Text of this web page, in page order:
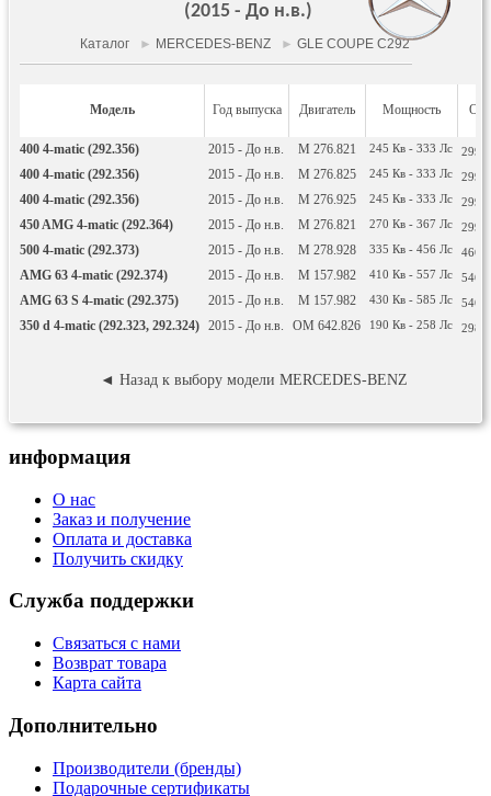
(2015 - До н.в.)
Каталог► MERCEDES-BENZ► GLE COUPE C292
Модель Год выпуска Двигатель Мощность
400 4-matic (292.356) 2015 - До н.в. M 276.821 245 Кв - 333 Лс 2996
400 4-matic (292.356) 2015 - До н.в. M 276.825 245 Кв - 333 Лс 2996
400 4-matic (292.356) 2015 - До н.в. M 276.925 245 Кв - 333 Лс 2996
450 AMG 4-matic (292.364) 2015 - До н.в. M 276.821 270 Кв - 367 Лс 2996
500 4-matic (292.373) 2015 - До н.в. M 278.928 335 Кв - 456 Лс 4663
AMG 63 4-matic (292.374) 2015 - До н.в. M 157.982 410 Кв - 557 Лс 5461
AMG 63 S 4-matic (292.375) 2015 - До н.в. M 157.982 430 Кв - 585 Лс 5461
350 d 4-matic (292.323, 292.324) 2015 - До н.в. OM 642.826 190 Кв - 258 Лс 2987
◄ Назад к выбору модели MERCEDES-BENZ
информация
О нас
Заказ и получение
Оплата и доставка
Получить скидку
Служба поддержки
Связаться с нами
Возврат товара
Карта сайта
Дополнительно
Производители (бренды)
Подарочные сертификаты